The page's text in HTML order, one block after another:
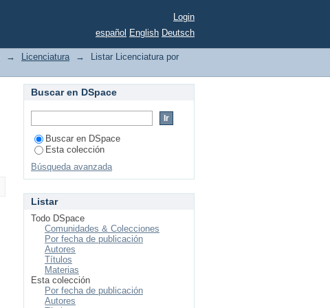
Login
español English Deutsch
→ Licenciatura →
Listar Licenciatura por
Buscar en DSpace
Buscar en DSpace
Esta colección
Búsqueda avanzada
Listar
Todo DSpace
Comunidades & Colecciones
Por fecha de publicación
Autores
Títulos
Materias
Esta colección
Por fecha de publicación
Autores